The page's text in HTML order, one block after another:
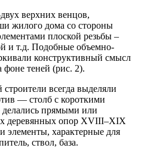
верхних венцов,
жилого дома со стороны
плоской резьбы –
и т.д. Подобные объемно-
конструктивный смысл
фоне теней (рис. 2).
всегда выделяли
— столб с короткими
прямыми или
деревянных опор XVIII–XIX
элементы, характерные для
ствол, база.